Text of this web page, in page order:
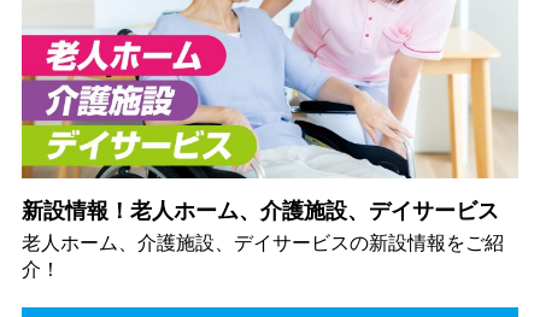
新設情報！老人ホーム、介護施設、デイサービス
老人ホーム、介護施設、デイサービスの新設情報をご紹
介！